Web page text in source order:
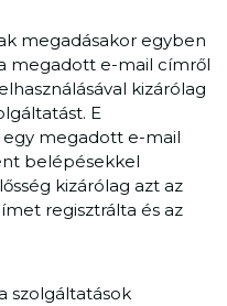
megadásakor egyben
megadott e-mail címről
kizárólag
E
megadott e-mail
belépésekkel
kizárólag azt az
regisztrálta és az
szolgáltatások